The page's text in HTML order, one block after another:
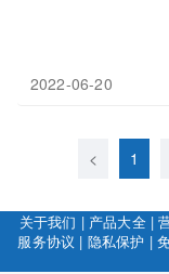
2022-06-20
< 1
关于我们 | 产品大全|
服务协议 | 隐私保护 |